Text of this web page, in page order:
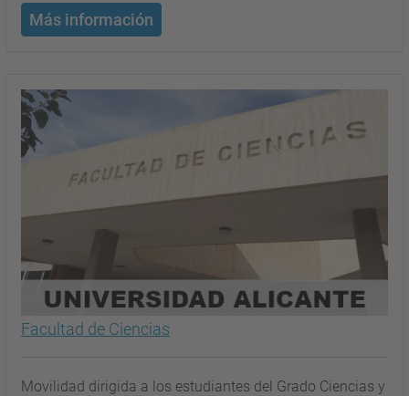
Más información
Facultad de Ciencias
Movilidad dirigida a los estudiantes del Grado Ciencias y